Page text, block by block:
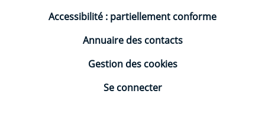
Accessibilité : partiellement conforme
Annuaire des contacts
Gestion des cookies
Se connecter